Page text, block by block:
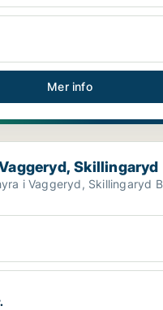
Mer info
Skillingaryd
Skillingaryd
Vaggeryd, Skillingaryd Bostaden